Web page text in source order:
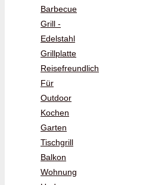
Barbecue
Grill -
Edelstahl
Grillplatte
Reisefreundlich
Für
Outdoor
Kochen
Garten
Tischgrill
Balkon
Wohnung